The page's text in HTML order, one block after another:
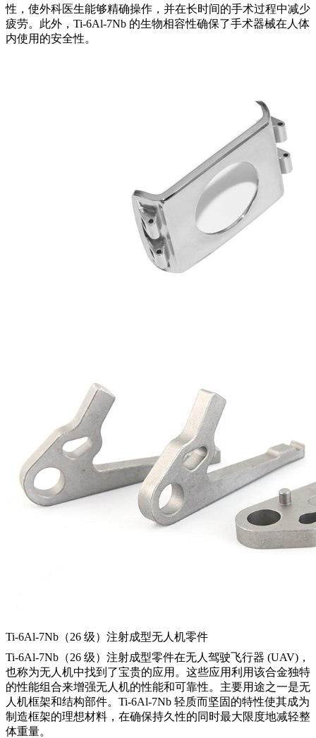
性，使外科医生能够精确操作，并在长时间的手术过程中减少
疲劳。此外，Ti-6Al-7Nb 的生物相容性确保了手术器械在人体
内使用的安全性。
Ti-6Al-7Nb（26 级）注射成型无人机零件
Ti-6Al-7Nb（26 级）注射成型零件在无人驾驶飞行器 (UAV)，
也称为无人机中找到了宝贵的应用。这些应用利用该合金独特
的性能组合来增强无人机的性能和可靠性。主要用途之一是无
人机框架和结构部件。Ti-6Al-7Nb 轻质而坚固的特性使其成为
制造框架的理想材料，在确保持久性的同时最大限度地减轻整
体重量。